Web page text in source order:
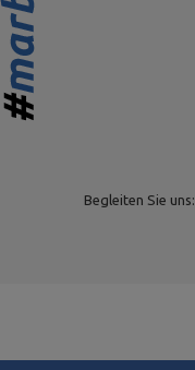
Begleiten Sie uns: